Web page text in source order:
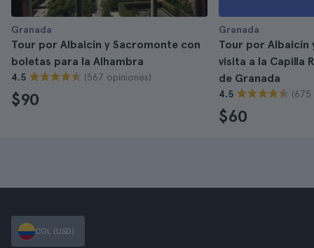
Granada
Tour por Albaicín y Sacromonte con
boletas para la Alhambra
4.5 (567 opiniones)
$90
Granada
Tour por Albaicín
visita a la Capilla
de Granada
4.5 (675
$60
COL (USD)